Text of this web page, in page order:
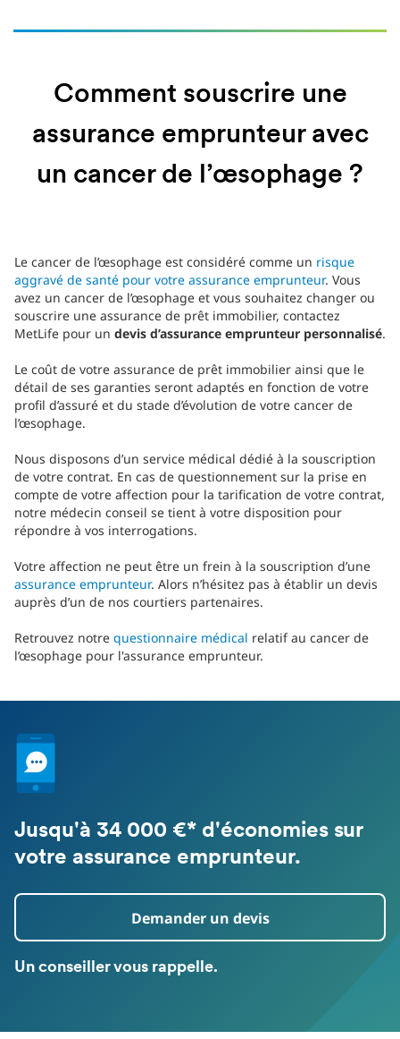
Comment souscrire une
assurance emprunteur avec
un cancer de l’œsophage ?
Le cancer de l’œsophage est considéré comme un risque
aggravé de santé pour votre assurance emprunteur. Vous
avez un cancer de l’œsophage et vous souhaitez changer ou
souscrire une assurance de prêt immobilier, contactez
MetLife pour un devis d’assurance emprunteur personnalisé.
Le coût de votre assurance de prêt immobilier ainsi que le
détail de ses garanties seront adaptés en fonction de votre
profil d’assuré et du stade d’évolution de votre cancer de
l’œsophage.
Nous disposons d’un service médical dédié à la souscription
de votre contrat. En cas de questionnement sur la prise en
compte de votre affection pour la tarification de votre contrat,
notre médecin conseil se tient à votre disposition pour
répondre à vos interrogations.
Votre affection ne peut être un frein à la souscription d’une
assurance emprunteur. Alors n’hésitez pas à établir un devis
auprès d’un de nos courtiers partenaires.
Retrouvez notre questionnaire médical relatif au cancer de
l’œsophage pour l'assurance emprunteur.
Jusqu'à 34 000 €* d'économies sur
votre assurance emprunteur.
Demander un devis
Un conseiller vous rappelle.